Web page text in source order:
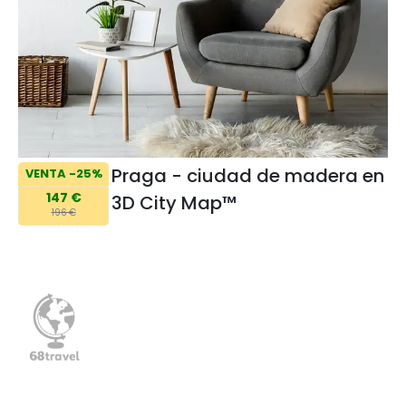
VENTA -25%
147 €
196 €
Praga - ciudad de madera en
3D City Map™️